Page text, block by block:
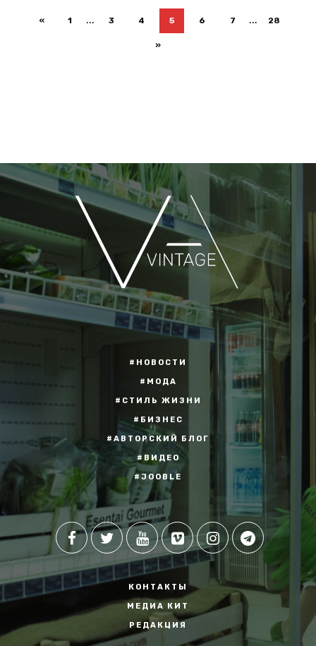
« 1 ... 3 4 5 6 7 ... 28
»
#НОВОСТИ
#МОДА
#СТИЛЬ ЖИЗНИ
#БИЗНЕС
#АВТОРСКИЙ БЛОГ
#ВИДЕО
#JOOBLE
КОНТАКТЫ
МЕДИА КИТ
РЕДАКЦИЯ